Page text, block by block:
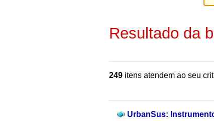
Resultado da
249 itens atendem ao seu
UrbanSus: